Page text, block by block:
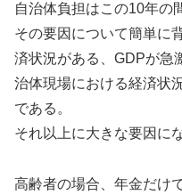
自治体負担はこの10年の
その要因について簡単に
済状況がある、GDPが急
治体現場における経済状
である。
それ以上に大きな要因に
高齢者の場合、年金だけ